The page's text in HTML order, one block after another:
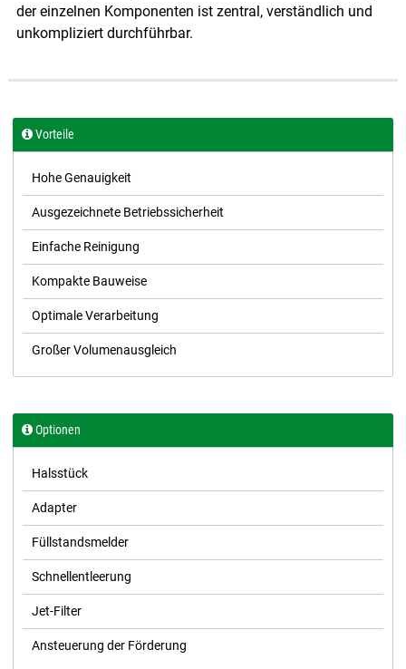
der einzelnen Komponenten ist zentral, verständlich und
unkompliziert durchführbar.
Vorteile
Hohe Genauigkeit
Ausgezeichnete Betriebssicherheit
Einfache Reinigung
Kompakte Bauweise
Optimale Verarbeitung
Großer Volumenausgleich
Optionen
Halsstück
Adapter
Füllstandsmelder
Schnellentleerung
Jet-Filter
Ansteuerung der Förderung